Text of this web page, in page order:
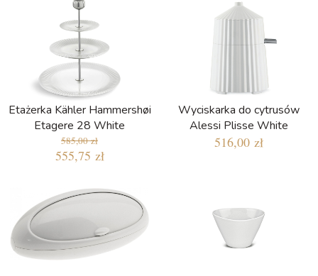
Etażerka Kähler Hammershøi
Etagere 28 White
585,00 zł
555,75 zł
Wyciskarka do cytrusów
Alessi Plisse White
516,00 zł